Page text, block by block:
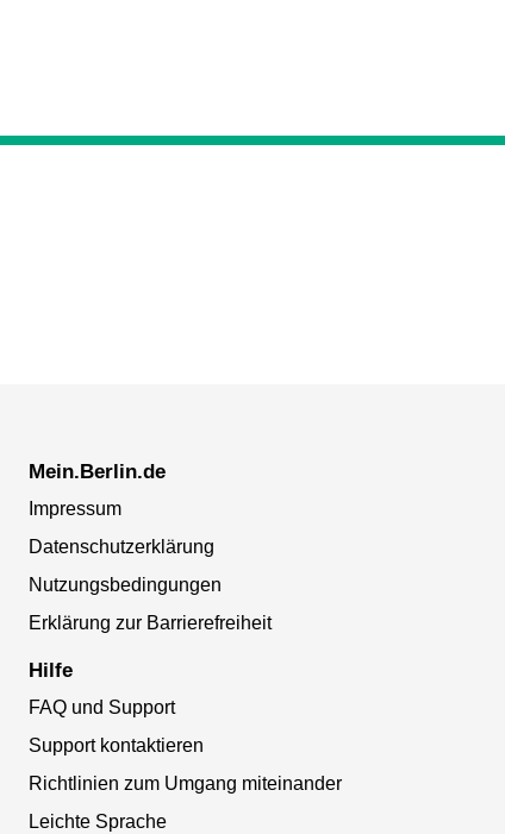
Mein.Berlin.de
Impressum
Datenschutzerklärung
Nutzungsbedingungen
Erklärung zur Barrierefreiheit
Hilfe
FAQ und Support
Support kontaktieren
Richtlinien zum Umgang miteinander
Leichte Sprache